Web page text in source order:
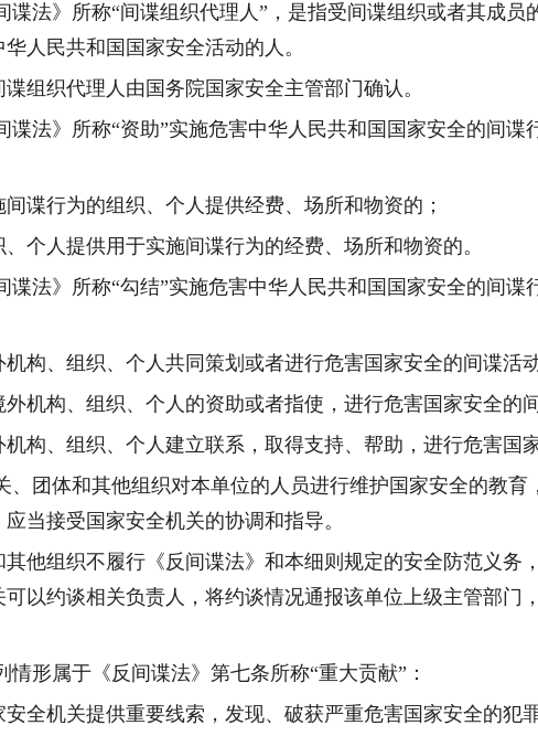
谍法》所称“间谍组织代理人”，是指受间谍组织或者其成
人民共和国国家安全活动的人。
组织代理人由国务院国家安全主管部门确认。
谍法》所称“资助”实施危害中华人民共和国国家安全的间
间谍行为的组织、个人提供经费、场所和物资的；
、个人提供用于实施间谍行为的经费、场所和物资的。
谍法》所称“勾结”实施危害中华人民共和国国家安全的间
机构、组织、个人共同策划或者进行危害国家安全的间谍活
外机构、组织、个人的资助或者指使，进行危害国家安全的
机构、组织、个人建立联系，取得支持、帮助，进行危害国
、团体和其他组织对本单位的人员进行维护国家安全的教
当接受国家安全机关的协调和指导。
其他组织不履行《反间谍法》和本细则规定的安全防范义务
可以约谈相关负责人，将约谈情况通报该单位上级主管部门
情形属于《反间谍法》第七条所称“重大贡献”：
安全机关提供重要线索，发现、破获严重危害国家安全的犯